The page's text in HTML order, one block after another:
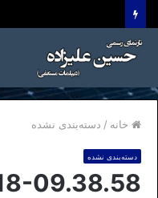
خانه / دسته‌بندی نشده
دسته‌بندی نشده
09.38.58